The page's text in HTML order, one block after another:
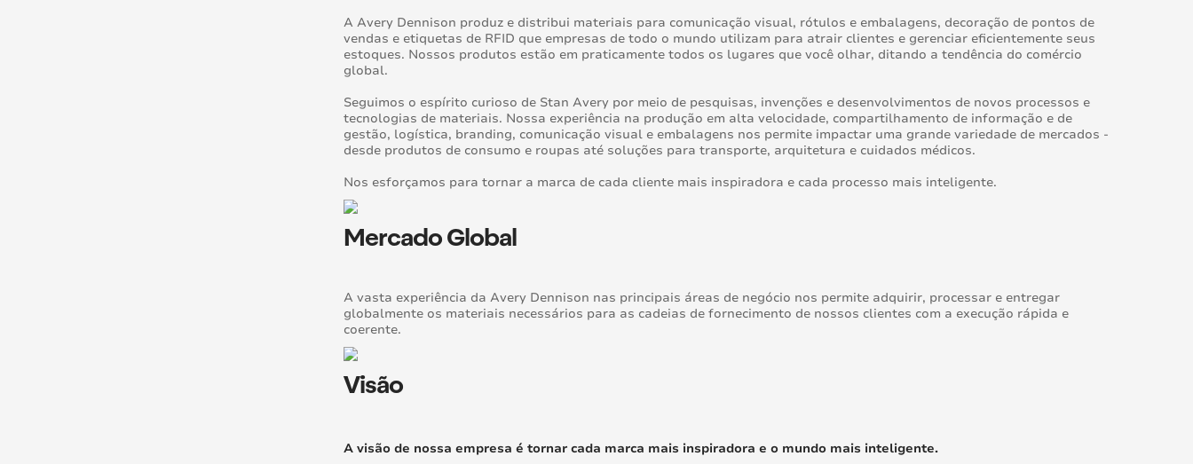
A Avery Dennison produz e distribui materiais para comunicação visual, rótulos e embalagens, decoração de pontos de
vendas e etiquetas de RFID que empresas de todo o mundo utilizam para atrair clientes e gerenciar eficientemente seus
estoques. Nossos produtos estão em praticamente todos os lugares que você olhar, ditando a tendência do comércio
global.
Seguimos o espírito curioso de Stan Avery por meio de pesquisas, invenções e desenvolvimentos de novos processos e
tecnologias de materiais. Nossa experiência na produção em alta velocidade, compartilhamento de informação e de
gestão, logística, branding, comunicação visual e embalagens nos permite impactar uma grande variedade de mercados -
desde produtos de consumo e roupas até soluções para transporte, arquitetura e cuidados médicos.
Nos esforçamos para tornar a marca de cada cliente mais inspiradora e cada processo mais inteligente.
Mercado Global
A vasta experiência da Avery Dennison nas principais áreas de negócio nos permite adquirir, processar e entregar
globalmente os materiais necessários para as cadeias de fornecimento de nossos clientes com a execução rápida e
coerente.
Visão
A visão de nossa empresa é tornar cada marca mais inspiradora e o mundo mais inteligente.